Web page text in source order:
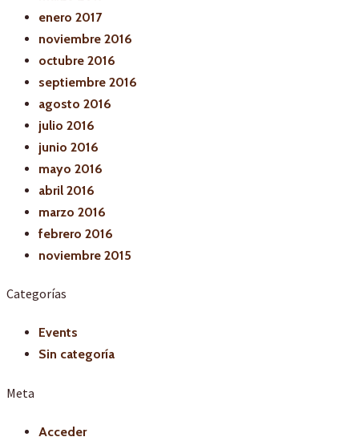
enero 2017
noviembre 2016
octubre 2016
septiembre 2016
agosto 2016
julio 2016
junio 2016
mayo 2016
abril 2016
marzo 2016
febrero 2016
noviembre 2015
Categorías
Events
Sin categoría
Meta
Acceder